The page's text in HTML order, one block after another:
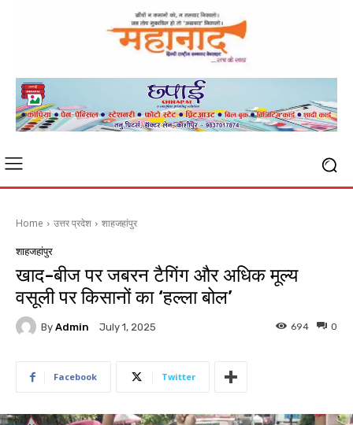
Home उत्तर प्रदेश शाहजहांपुर
शाहजहांपुर
खाद-बीज पर जबरन टैगिंग और अधिक मूल्य
वसूली पर किसानों का ‘हल्ला बोल’
By Admin July 1, 2025 0
694
Facebook Twitter